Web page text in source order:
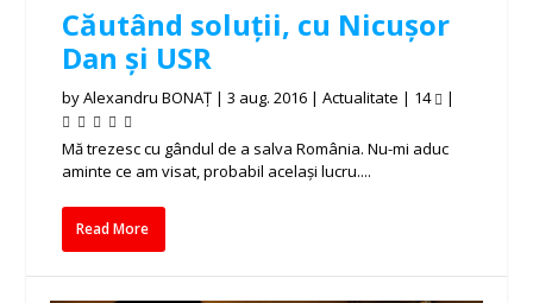
Căutând soluții, cu Nicușor
Dan și USR
byAlexandru BONAȚ |3 aug. 2016 |Actualitate | 14 |
Mă trezesc cu gândul de a salva România. Nu-mi aduc
aminte ce am visat, probabil același lucru....
Read More